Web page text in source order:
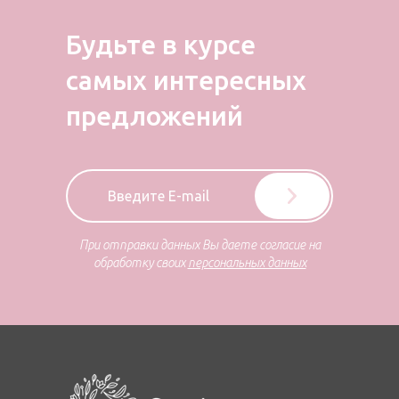
Будьте в курсе
самых интересных
предложений
При отправки данных Вы даете согласие на
обработку своихперсональных данных